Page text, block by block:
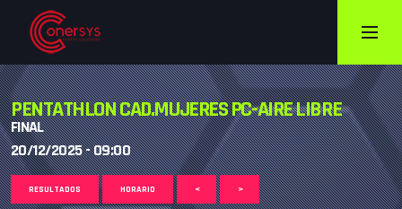
PENTATHLON CAD.MUJERES PC-AIRE LIBRE
FINAL
20/12/2025 - 09:00
RESULTADOS HORARIO < >